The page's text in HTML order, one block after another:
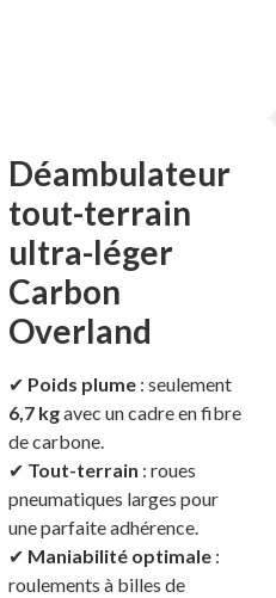
Déambulateur
tout-terrain
ultra-léger
Carbon
Overland
✔ Poids plume : seulement
6,7 kgavec un cadre en fibre
de carbone.
✔ Tout-terrain : roues
pneumatiques larges pour
une parfaite adhérence.
✔ Maniabilité optimale :
roulements à billes de